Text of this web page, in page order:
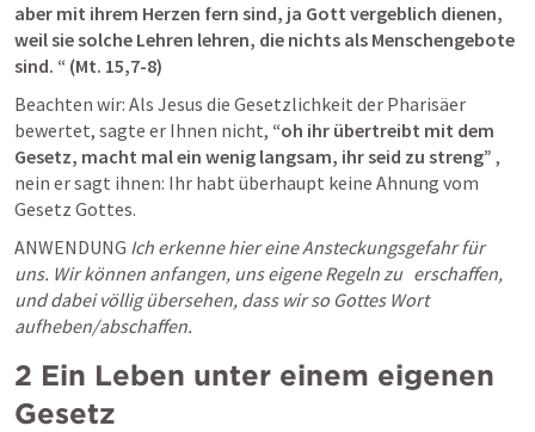
aber mit ihrem Herzen fern sind, ja Gott vergeblich dienen,
weil sie solche Lehren lehren, die nichts als Menschengebote
sind. “ (Mt. 15,7-8)
Beachten wir: Als Jesus die Gesetzlichkeit der Pharisäer
bewertet, sagte er Ihnen nicht, “oh ihr übertreibt mit dem
Gesetz, macht mal ein wenig langsam, ihr seid zu streng” ,
nein er sagt ihnen: Ihr habt überhaupt keine Ahnung vom
Gesetz Gottes.
ANWENDUNG Ich erkenne hier eine Ansteckungsgefahr für
uns. Wir können anfangen, uns eigene Regeln zu   erschaffen,
und dabei völlig übersehen, dass wir so Gottes Wort
aufheben/abschaffen.
2 Ein Leben unter einem eigenen
Gesetz